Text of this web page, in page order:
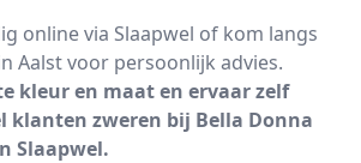
online via Slaapwel of kom langs
Aalst voor persoonlijk advies.
kleur en maat en ervaar zelf
klanten zweren bij Bella Donna
Slaapwel.